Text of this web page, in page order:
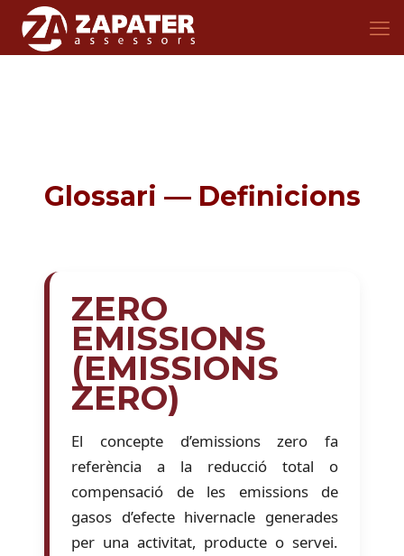
Glossari — Definicions
ZERO
EMISSIONS
(EMISSIONS
ZERO)
El concepte d’emissions zero fa
referència a la reducció total o
compensació de les emissions de
gasos d’efecte hivernacle generades
per una activitat, producte o servei.